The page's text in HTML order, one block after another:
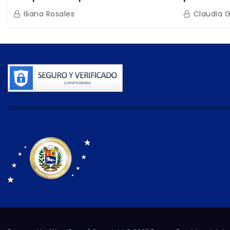
beneficiarios de la nueva Casa de
los Abuelos “La Primavera” en
Iliana Rosales
directo
de
Claudia